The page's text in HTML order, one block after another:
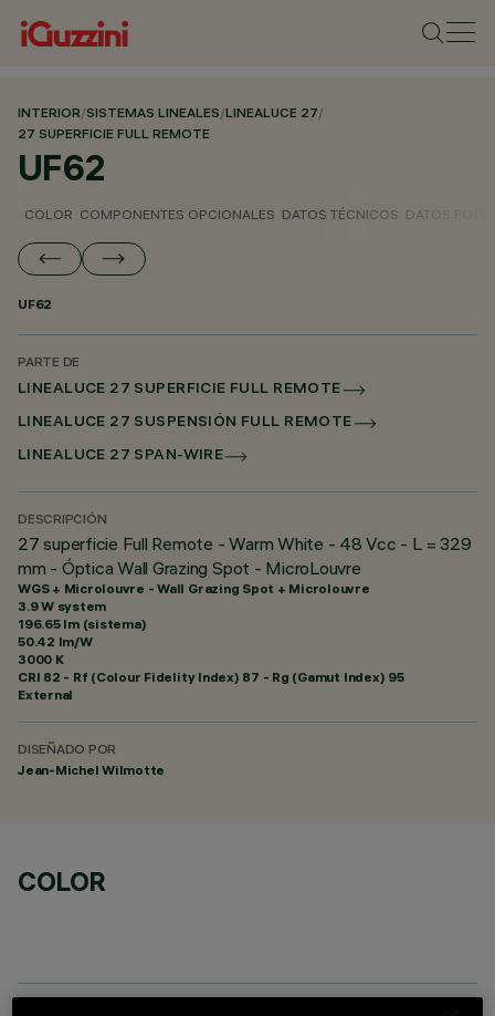
INTERIOR/SISTEMAS LINEALES/LINEALUCE 27/
27 SUPERFICIE FULL REMOTE
UF62
COLOR COMPONENTES OPCIONALES DATOS TÉCNICOS DATOS
UF62
PARTE DE
LINEALUCE 27 SUPERFICIE FULL REMOTE
LINEALUCE 27 SUSPENSIÓN FULL REMOTE
LINEALUCE 27 SPAN-WIRE
DESCRIPCIÓN
27 superficie Full Remote - Warm White - 48 Vcc - L = 329
mm - Óptica Wall Grazing Spot - MicroLouvre
WGS + Microlouvre - Wall Grazing Spot + Microlouvre
3.9 W system
196.65 lm (sistema)
50.42 lm/W
3000 K
CRI 82 - Rf (Colour Fidelity Index) 87 - Rg (Gamut Index) 95
External
DISEÑADO POR
Jean-Michel Wilmotte
COLOR